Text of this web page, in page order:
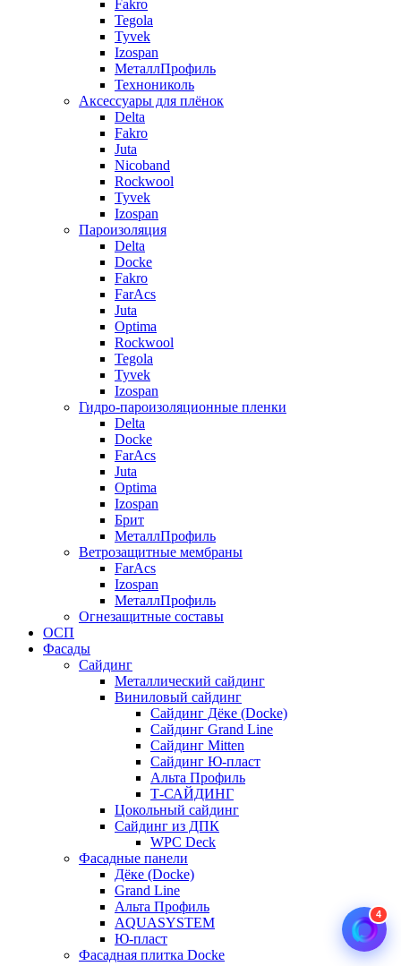
Fakro
Tegola
Tyvek
Izospan
МеталлПрофиль
Технониколь
Аксессуары для плёнок
Delta
Fakro
Juta
Nicoband
Rockwool
Tyvek
Izospan
Пароизоляция
Delta
Docke
Fakro
FarAcs
Juta
Optima
Rockwool
Tegola
Tyvek
Izospan
Гидро-пароизоляционные пленки
Delta
Docke
FarAcs
Juta
Optima
Izospan
Брит
МеталлПрофиль
Ветрозащитные мембраны
FarAcs
Izospan
МеталлПрофиль
Огнезащитные составы
ОСП
Фасады
Сайдинг
Металлический сайдинг
Виниловый сайдинг
Сайдинг Дёке (Docke)
Сайдинг Grand Line
Сайдинг Mitten
Сайдинг Ю-пласт
Альта Профиль
Т-САЙДИНГ
Цокольный сайдинг
Сайдинг из ДПК
WPC Deck
Фасадные панели
Дёке (Docke)
Grand Line
Альта Профиль
AQUASYSTEM
Ю-пласт
Фасадная плитка Docke
4